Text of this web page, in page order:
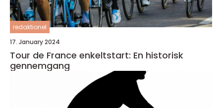
redaktionel
17. January 2024
Tour de France enkeltstart: En historisk
gennemgang